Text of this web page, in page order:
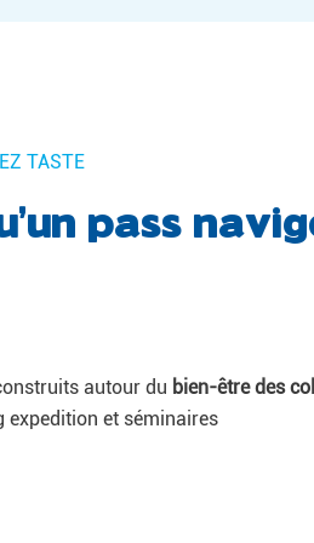
pass
autour dubien-être des
et séminaires